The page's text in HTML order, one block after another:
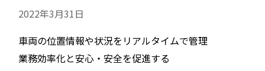
2022年3月31日
車両の位置情報や状況をリアルタイムで管理
業務効率化と安心・安全を促進する